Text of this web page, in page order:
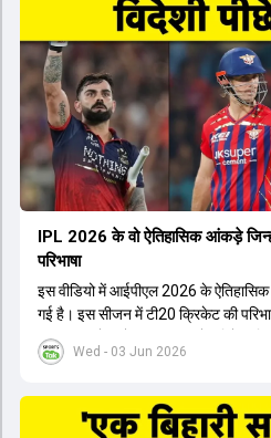
किया। इसके अलावा, Virat Kohli की
अब टीम के युवा खिलाड़ियों के साथ
Patidar के नेतृत्व में टीम का कम्युनिकेशन
मैनेजमेंट तक, सभी एक ही पेज पर रहते हैं,
होता। यही कारण है कि RCB ने लगातार
Wed - 03 Jun 2026
IPL 2026 के वो ऐतिहासिक आंकड़े
परिभाषा
इस वीडियो में आईपीएल 2026 के
गई है। इस सीजन में टी20 क्रिकेट की
भारतीय बल्लेबाजों का स्ट्राइक रेट विदेशी
1426 छक्के लगे और 65 बार टीमों ने 200 से
स्ट्राइक रेट के साथ मोस्ट वैल्युएबल प्लेयर
और बेंगलुरु के प्रदर्शन के साथ-साथ लक्ष्य का